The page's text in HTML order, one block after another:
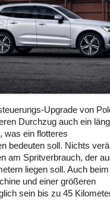
Upgrade von
Durchzug auch ein
was ein flotteres
bedeuten soll. Nichts
am Spritverbrauch, der
liegen soll. Auch beim
und einer größeren
sein bis zu 45